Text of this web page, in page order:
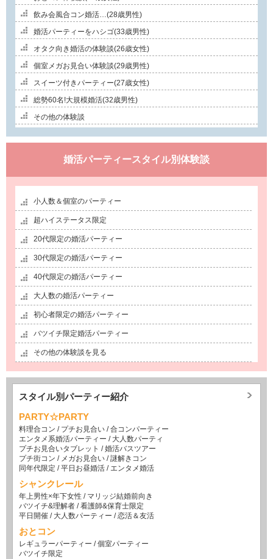
飲み会風合コン婚活…(28歳男性)
婚活パーティーをハシゴ(33歳男性)
オタク向き婚活の体験談(26歳女性)
個室メガお見合い体験談(29歳男性)
スイーツ付きパーティー(27歳女性)
総勢60名!大規模婚活(32歳男性)
その他の体験談
婚活パーティースタイル別体験談
小人数＆個室のパーティー
超ハイステータス限定
20代限定の婚活パーティー
30代限定の婚活パーティー
40代限定の婚活パーティー
大人数の婚活パーティー
初心者限定の婚活パーティー
バツイチ限定婚活パーティー
その他の体験談を見る
スタイル別パーティー紹介
PARTY☆PARTY
料理合コン / プチお見合い /合コンパーティー
エンタメ系婚活パーティー / 大人数パーティ
プチお見合いタブレット /婚活バスツアー
プチ街コン / メガお見合い /謎解きコン
同年代限定 /平日お昼婚活 / エンタメ婚活
シャンクレール
年上男性×年下女性 / マリッジ結婚前向き
バツイチ&理解者 /看護師&保育士限定
平日開催 / 大人数パーティー /恋活＆友活
おとコン
レギュラーパーティー /個室パーティー
バツイチ限定